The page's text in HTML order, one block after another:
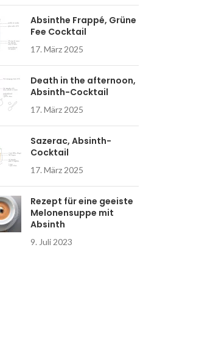
Absinthe Frappé, Grüne
Fee Cocktail
17. März 2025
Death in the afternoon,
Absinth-Cocktail
17. März 2025
Sazerac, Absinth-
Cocktail
17. März 2025
Rezept für eine geeiste
Melonensuppe mit
Absinth
9. Juli 2023